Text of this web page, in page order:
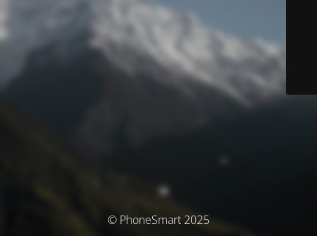
© PhoneSmart 2025